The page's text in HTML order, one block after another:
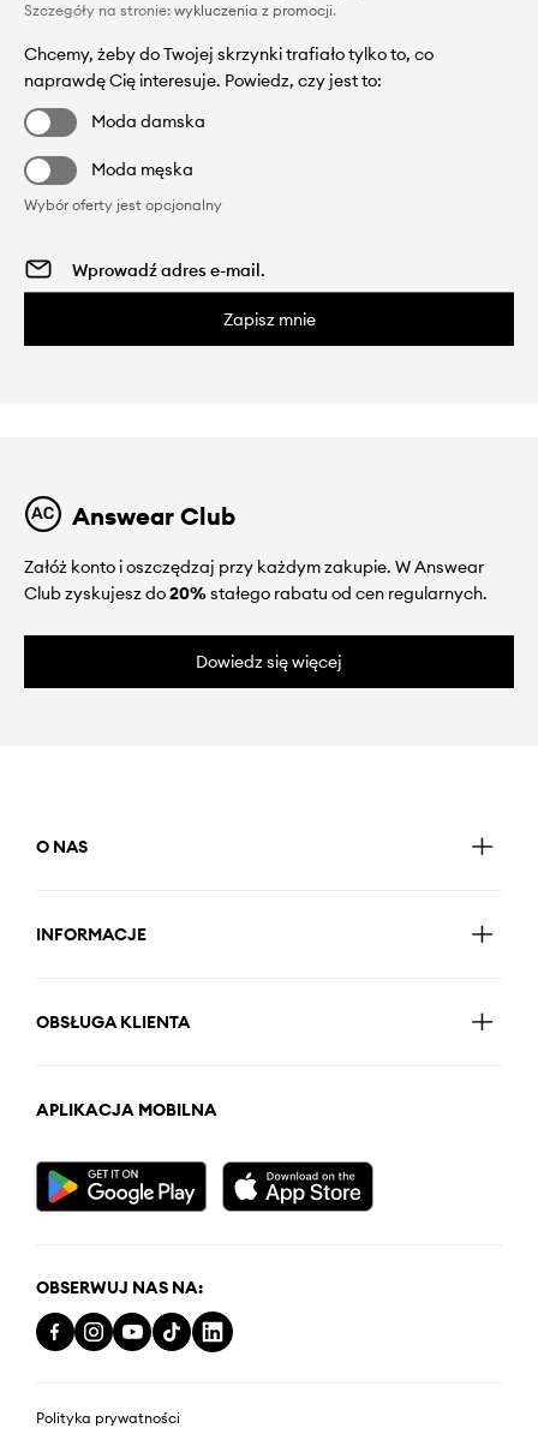
Szczegóły na stronie: wykluczenia z promocji.
Chcemy, żeby do Twojej skrzynki trafiało tylko to, co
naprawdę Cię interesuje. Powiedz, czy jest to:
Moda damska
Moda męska
Wybór oferty jest opcjonalny
Zapisz mnie
Answear Club
Załóż konto i oszczędzaj przy każdym zakupie. W Answear
Club zyskujesz do20%stałego rabatu od cen regularnych.
Dowiedz się więcej
O NAS
INFORMACJE
OBSŁUGA KLIENTA
APLIKACJA MOBILNA
OBSERWUJ NAS NA:
Polityka prywatności